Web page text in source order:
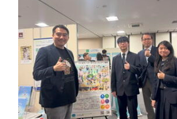
MEIKEI ART GALLERY
国際教育